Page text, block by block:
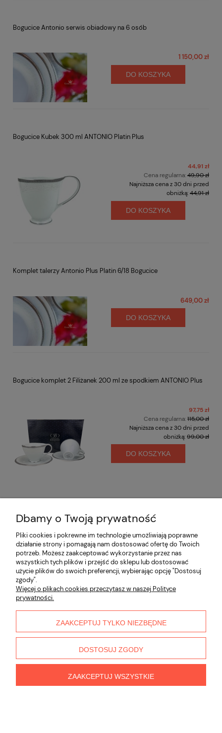
Bogucice Antonio serwis obiadowy na 6 osób
1 150,00 zł
DO KOSZYKA
Bogucice Kubek 300 ml ANTONIO Platin Plus
44,91 zł
Cena regularna:49,90 zł
Najniższa cena z 30 dni przed
obniżką:44,91 zł
DO KOSZYKA
Komplet talerzy Antonio Plus Platin 6/18 Bogucice
649,00 zł
DO KOSZYKA
Bogucice komplet 2 Filiżanek 200 ml ze spodkiem ANTONIO Plus
97,75 zł
Cena regularna:115,00 zł
Najniższa cena z 30 dni przed
obniżką:99,00 zł
DO KOSZYKA
Opinie o produkcie (0)
Informacje
Płatności i dostawa
O nas
Dbamy o Twoją prywatność
Pliki cookies i pokrewne im technologie umożliwiają poprawne
działanie strony i pomagają nam dostosować ofertę do Twoich
potrzeb. Możesz zaakceptować wykorzystanie przez nas
wszystkich tych plików i przejść do sklepu lub dostosować
użycie plików do swoich preferencji, wybierając opcję "Dostosuj
zgody".
Więcej o plikach cookies przeczytasz w naszej Polityce
prywatności.
ZAAKCEPTUJ TYLKO NIEZBĘDNE
DOSTOSUJ ZGODY
ZAAKCEPTUJ WSZYSTKIE